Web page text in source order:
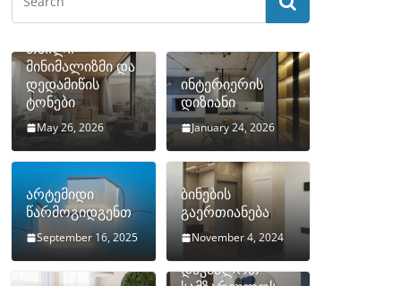
თბილი
მინიმალიზმი და
დედამიწის
ტონები
May 26, 2026
ინტერიერის
დიზიანი
January 24, 2026
არტემიდი
წარმოგიდგენთ
September 16, 2025
ბინების
გაერთიანება
November 4, 2024
როგორ
დავმალოთ